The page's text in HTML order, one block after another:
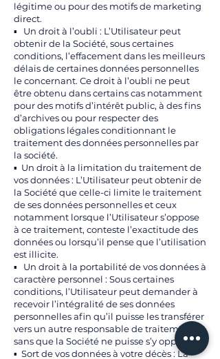
légitime ou pour des motifs de marketing
direct.
▪ Un droit à l’oubli : L’Utilisateur peut
obtenir de la Société, sous certaines
conditions, l’effacement dans les meilleurs
délais de certaines données personnelles
le concernant. Ce droit à l’oubli ne peut
être obtenu dans certains cas notamment
pour des motifs d’intérêt public, à des fins
d’archives ou pour respecter des
obligations légales conditionnant le
traitement des données personnelles par
la société.
▪ Un droit à la limitation du traitement de
vos données : L’Utilisateur peut obtenir de
la Société que celle-ci limite le traitement
de ses données personnelles et ceux
notamment lorsque l’Utilisateur s’oppose
à ce traitement, conteste l’exactitude des
données ou lorsqu’il pense que l’utilisation
est illicite.
▪ Un droit à la portabilité de vos données à
caractère personnel : Sous certaines
conditions, l’Utilisateur peut demander à
recevoir l’intégralité de ses données
personnelles afin qu’il puisse les transférer
vers un autre responsable de traitement
sans que la Société ne puisse s’y opposer.
▪ Sort de vos données à votre décès : La